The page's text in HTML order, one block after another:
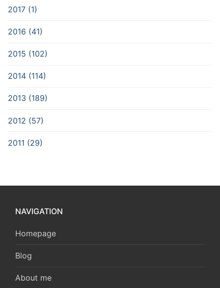
2017 (1)
2016 (41)
2015 (102)
2014 (114)
2013 (189)
2012 (57)
2011 (29)
NAVIGATION
Homepage
Blog
About me